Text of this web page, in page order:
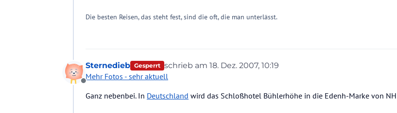
Die besten Reisen, das steht fest, sind die oft, die man unterlässt.
Offline
Sternedieb Gesperrt schrieb am 18. Dez. 2007, 10:19
zuletzt editiert von
Mehr Fotos - sehr aktuell
Ganz nebenbei. In Deutschland wird das Schloßhotel Bühlerhöhe in die Edenh-Marke von